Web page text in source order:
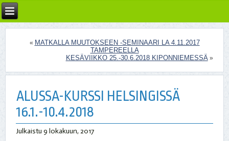
« MATKALLA MUUTOKSEEN -SEMINAARI LA 4.11.2017
TAMPEREELLA
KESÄVIIKKO 25.-30.6.2018 KIPONNIEMESSÄ»
ALUSSA-KURSSI HELSINGISSÄ
16.1.-10.4.2018
Julkaistu9 lokakuun, 2017